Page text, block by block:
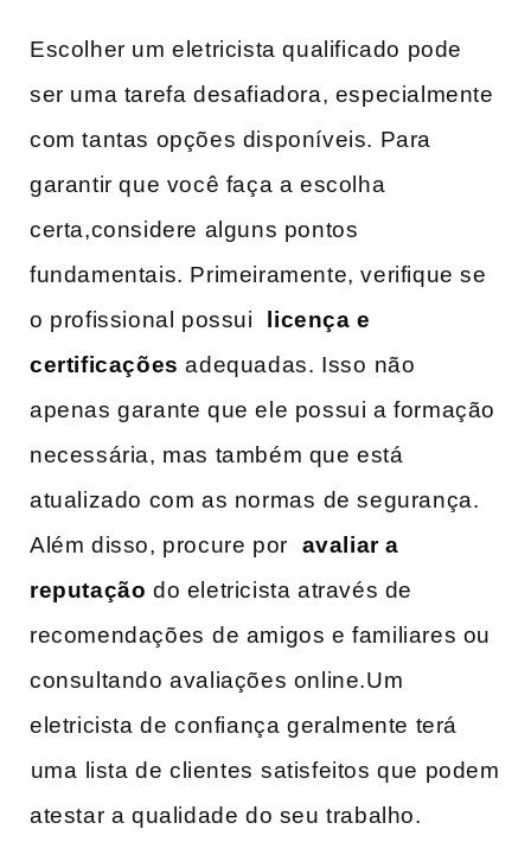
Escolher um eletricista qualificado pode
ser uma tarefa desafiadora, especialmente
com tantas opções disponíveis. Para
garantir que você‍ faça a escolha
certa,considere alguns pontos ​
fundamentais. Primeiramente, verifique se ​
o profissional possui ⁢ licença e
certificações adequadas. Isso ⁣não
apenas garante que ele possui a formação
necessária, mas também que está⁤
atualizado com as‌ normas ⁣de segurança.​
Além disso, procure por ⁤ avaliar ‌a
reputação do‌ eletricista através de
recomendações⁤ de amigos e familiares ou
consultando avaliações online.Um
eletricista de confiança geralmente terá
⁤uma⁢ lista‍ de‌ clientes ⁢satisfeitos que podem
atestar a qualidade do seu trabalho.